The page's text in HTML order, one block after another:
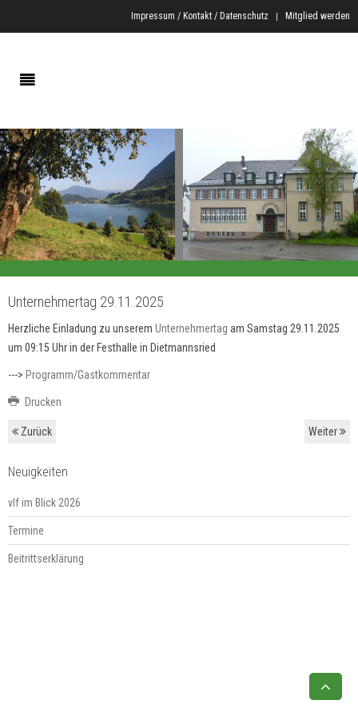
Impressum / Kontakt / Datenschutz Mitglied werden
Unternehmertag 29.11.2025
Herzliche Einladung zu unserem Unternehmertag am Samstag 29.11.2025
um 09:15 Uhr in der Festhalle in Dietmannsried
---> Programm/Gastkommentar
Drucken
Zurück Weiter
Neuigkeiten
vlf im Blick 2026
Termine
Beitrittserklärung